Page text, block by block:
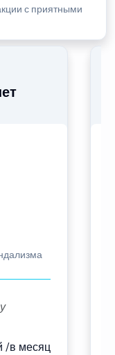
с приятными
/в месяц